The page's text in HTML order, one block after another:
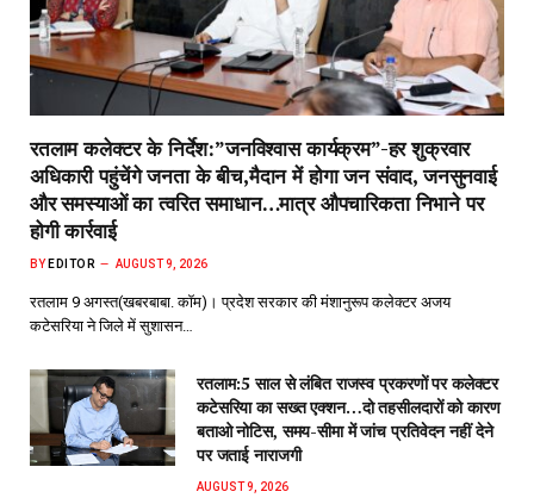
रतलाम कलेक्टर के निर्देश:”जनविश्वास कार्यक्रम”-हर शुक्रवार
अधिकारी पहुंचेंगे जनता के बीच,मैदान में होगा जन संवाद, जनसुनवाई
और समस्याओं का त्वरित समाधान…मात्र औपचारिकता निभाने पर
होगी कार्रवाई
BY EDITOR AUGUST 9, 2026
रतलाम 9 अगस्त(खबरबाबा. कॉम)। प्रदेश सरकार की मंशानुरूप कलेक्टर अजय
कटेसरिया ने जिले में सुशासन…
रतलाम:5 साल से लंबित राजस्व प्रकरणों पर कलेक्टर
कटेसरिया का सख्त एक्शन…दो तहसीलदारों को कारण
बताओ नोटिस, समय-सीमा में जांच प्रतिवेदन नहीं देने
पर जताई नाराजगी
AUGUST 9, 2026